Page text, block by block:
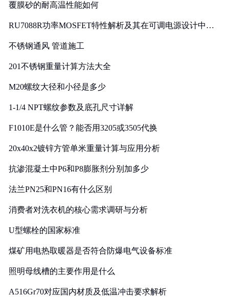
覆膜砂的耐高温性能如何
RU7088R功率MOSFET特性解析及其在可调电源设计中的
不锈钢通风 管道施工
201不锈钢重量计算方法大全
M20螺纹大径和小径是多少
1-1/4 NPT螺纹参数及底孔尺寸详解
F1010E是什么管？能否用3205或3505代换
20x40x2镀锌方管单米重量计算与应用分析
抗渗混凝土中P6和P8膨胀剂分别加多少
法兰PN25和PN16有什么区别
消费者对洗衣机的核心需求调研与分析
U型螺栓的国家标准
煤矿用电热取暖器是否符合防爆电气设备标准
照明母线槽的主要作用是什么
A516Gr70对应国内材质及低温冲击要求解析